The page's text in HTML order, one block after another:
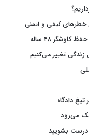
زندگی تغییر می‌کنیم
درست بشویید